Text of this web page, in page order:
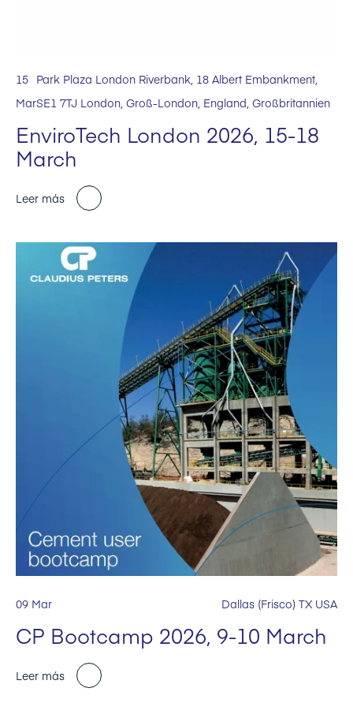
15
Mar
Park Plaza London Riverbank, 18 Albert Embankment,
SE1 7TJ London, Groß-London, England, Großbritannien
EnviroTech London 2026, 15-18
March
Leer más
09 Mar Dallas (Frisco) TX USA
CP Bootcamp 2026, 9-10 March
Leer más